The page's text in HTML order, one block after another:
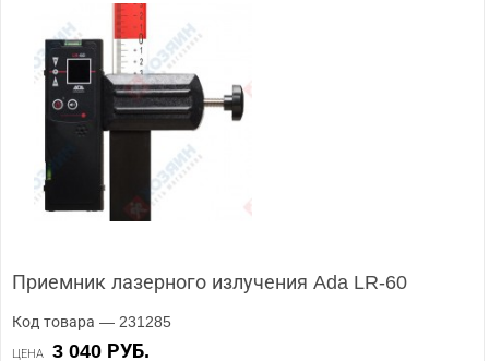
Приемник лазерного излучения Ada LR-60
Код товара — 231285
ЦЕНА 3 040 РУБ.